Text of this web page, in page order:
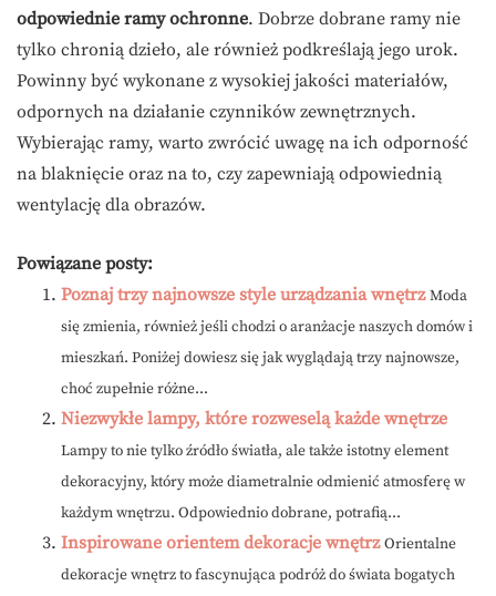
odpowiednie ramy ochronne. Dobrze dobrane ramy nie
tylko chronią dzieło, ale również podkreślają jego urok.
Powinny być wykonane z wysokiej jakości materiałów,
odpornych na działanie czynników zewnętrznych.
Wybierając ramy, warto zwrócić uwagę na ich odporność
na blaknięcie oraz na to, czy zapewniają odpowiednią
wentylację dla obrazów.
Powiązane posty:
Poznaj trzy najnowsze style urządzania wnętrz Moda
się zmienia, również jeśli chodzi o aranżacje naszych domów i
mieszkań. Poniżej dowiesz się jak wyglądają trzy najnowsze,
choć zupełnie różne...
Niezwykłe lampy, które rozweselą każde wnętrze
Lampy to nie tylko źródło światła, ale także istotny element
dekoracyjny, który może diametralnie odmienić atmosferę w
każdym wnętrzu. Odpowiednio dobrane, potrafią...
Inspirowane orientem dekoracje wnętrz Orientalne
dekoracje wnętrz to fascynująca podróż do świata bogatych